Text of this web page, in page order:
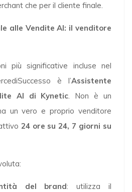
che per il cliente finale.
alle Vendite AI: il venditore
più significative incluse nel
è l’Assistente
AI di Kynetic. Non è un
un vero e proprio venditore
24 ore su 24, 7 giorni su
del brand: utilizza il